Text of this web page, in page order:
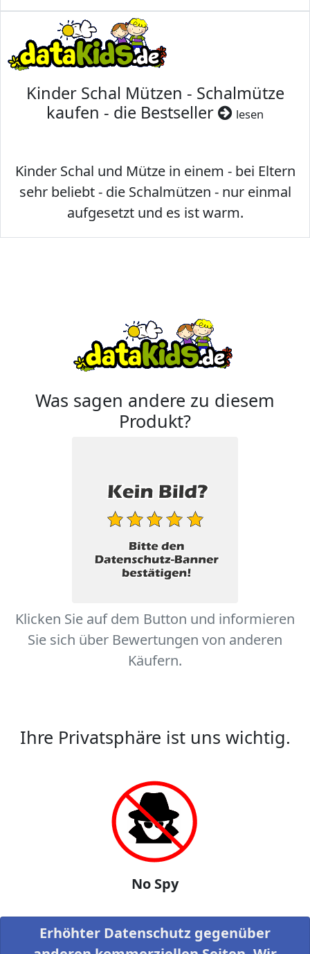
Kinder Schal Mützen - Schalmütze
kaufen - die Bestseller
lesen
Kinder Schal und Mütze in einem - bei Eltern
sehr beliebt - die Schalmützen - nur einmal
aufgesetzt und es ist warm.
Was sagen andere zu diesem
Produkt?
Klicken Sie auf dem Button und informieren
Sie sich über Bewertungen von anderen
Käufern.
Ihre Privatsphäre ist uns wichtig.
No Spy
Erhöhter Datenschutz gegenüber